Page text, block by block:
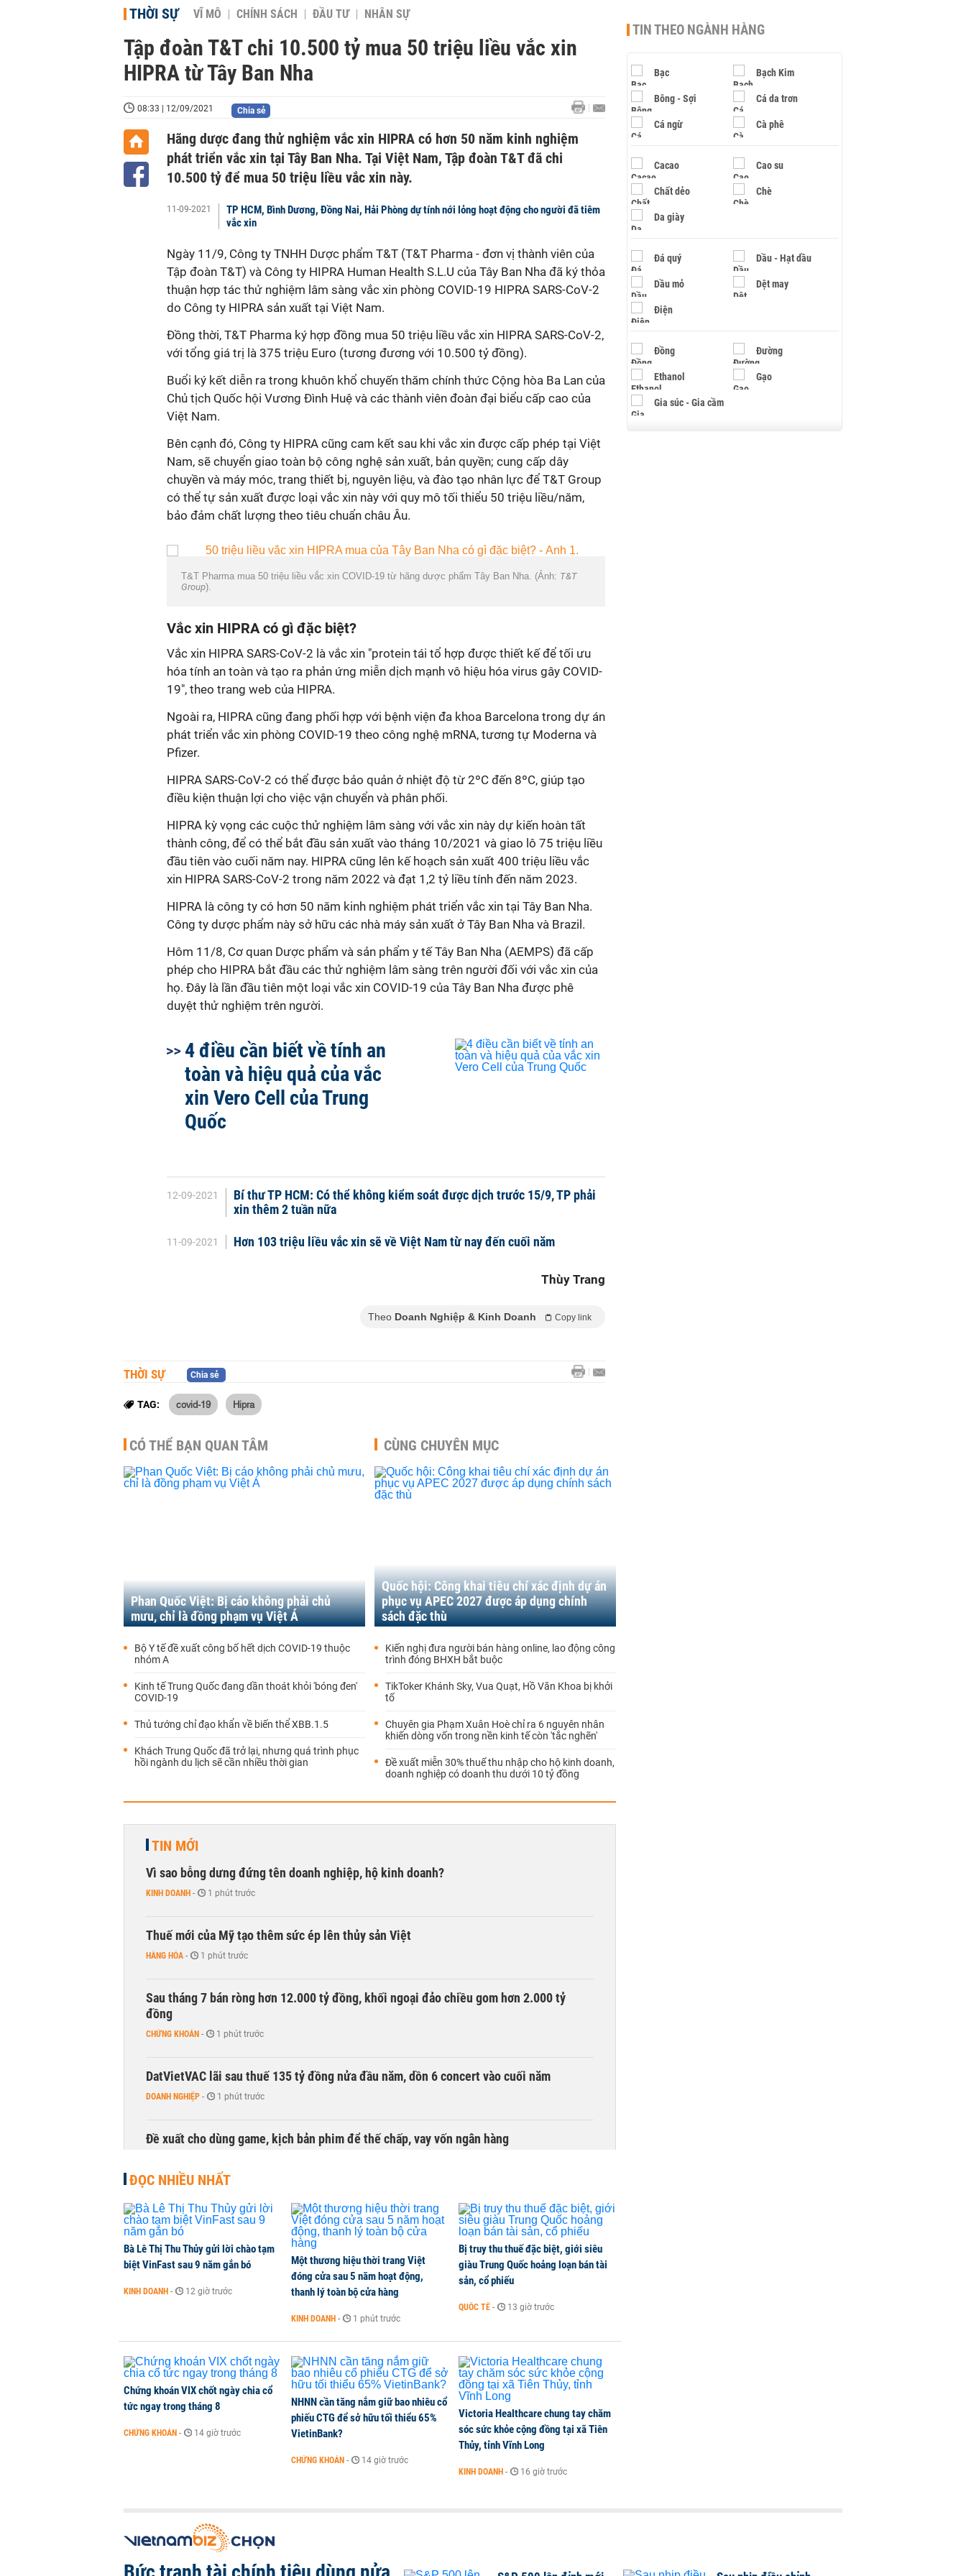
THỜI SỰ VĨ MÔ CHÍNH SÁCH ĐẦU TƯ NHÂN SỰ
Tập đoàn T&T chi 10.500 tỷ mua 50 triệu liều vắc xin
HIPRA từ Tây Ban Nha
08:33 | 12/09/2021 Chia sẻ
Hãng dược đang thử nghiệm vắc xin HIPRA có hơn 50 năm kinh nghiệm
phát triển vắc xin tại Tây Ban Nha. Tại Việt Nam, Tập đoàn T&T đã chi
10.500 tỷ để mua 50 triệu liều vắc xin này.
11-09-2021
TP HCM, Bình Dương, Đồng Nai, Hải Phòng dự tính nới lỏng hoạt động cho người đã tiêm
vắc xin
Ngày 11/9, Công ty TNHH Dược phẩm T&T (T&T Pharma - đơn vị thành viên của
Tập đoàn T&T) và Công ty HIPRA Human Health S.L.U của Tây Ban Nha đã ký thỏa
thuận hợp tác thử nghiệm lâm sàng vắc xin phòng COVID-19 HIPRA SARS-CoV-2
do Công ty HIPRA sản xuất tại Việt Nam.
Đồng thời, T&T Pharma ký hợp đồng mua 50 triệu liều vắc xin HIPRA SARS-CoV-2,
với tổng giá trị là 375 triệu Euro (tương đương với 10.500 tỷ đồng).
Buổi ký kết diễn ra trong khuôn khổ chuyến thăm chính thức Cộng hòa Ba Lan của
Chủ tịch Quốc hội Vương Đình Huệ và các thành viên đoàn đại biểu cấp cao của
Việt Nam.
Bên cạnh đó, Công ty HIPRA cũng cam kết sau khi vắc xin được cấp phép tại Việt
Nam, sẽ chuyển giao toàn bộ công nghệ sản xuất, bản quyền; cung cấp dây
chuyền và máy móc, trang thiết bị, nguyên liệu, và đào tạo nhân lực để T&T Group
có thể tự sản xuất được loại vắc xin này với quy mô tối thiểu 50 triệu liều/năm,
bảo đảm chất lượng theo tiêu chuẩn châu Âu.
T&T Pharma mua 50 triệu liều vắc xin COVID-19 từ hãng dược phẩm Tây Ban Nha. (Ảnh: T&T
Group).
Vắc xin HIPRA có gì đặc biệt?
Vắc xin HIPRA SARS-CoV-2 là vắc xin "protein tái tổ hợp được thiết kế để tối ưu
hóa tính an toàn và tạo ra phản ứng miễn dịch mạnh vô hiệu hóa virus gây COVID-
19", theo trang web của HIPRA.
Ngoài ra, HIPRA cũng đang phối hợp với bệnh viện đa khoa Barcelona trong dự án
phát triển vắc xin phòng COVID-19 theo công nghệ mRNA, tương tự Moderna và
Pfizer.
HIPRA SARS-CoV-2 có thể được bảo quản ở nhiệt độ từ 2ºC đến 8ºC, giúp tạo
điều kiện thuận lợi cho việc vận chuyển và phân phối.
HIPRA kỳ vọng các cuộc thử nghiệm lâm sàng với vắc xin này dự kiến hoàn tất
thành công, để có thể bắt đầu sản xuất vào tháng 10/2021 và giao lô 75 triệu liều
đầu tiên vào cuối năm nay. HIPRA cũng lên kế hoạch sản xuất 400 triệu liều vắc
xin HIPRA SARS-CoV-2 trong năm 2022 và đạt 1,2 tỷ liều tính đến năm 2023.
HIPRA là công ty có hơn 50 năm kinh nghiệm phát triển vắc xin tại Tây Ban Nha.
Công ty dược phẩm này sở hữu các nhà máy sản xuất ở Tây Ban Nha và Brazil.
Hôm 11/8, Cơ quan Dược phẩm và sản phẩm y tế Tây Ban Nha (AEMPS) đã cấp
phép cho HIPRA bắt đầu các thử nghiệm lâm sàng trên người đối với vắc xin của
họ. Đây là lần đầu tiên một loại vắc xin COVID-19 của Tây Ban Nha được phê
duyệt thử nghiệm trên người.
4 điều cần biết về tính an
toàn và hiệu quả của vắc
xin Vero Cell của Trung
Quốc
12-09-2021
Bí thư TP HCM: Có thể không kiểm soát được dịch trước 15/9, TP phải
xin thêm 2 tuần nữa
11-09-2021 Hơn 103 triệu liều vắc xin sẽ về Việt Nam từ nay đến cuối năm
Thùy Trang
Theo Doanh Nghiệp & Kinh Doanh Copy link
THỜI SỰ Chia sẻ
TAG: covid-19 Hipra
CÓ THỂ BẠN QUAN TÂM
Phan Quốc Việt: Bị cáo không phải chủ
mưu, chỉ là đồng phạm vụ Việt Á
Bộ Y tế đề xuất công bố hết dịch COVID-19 thuộc
nhóm A
Kinh tế Trung Quốc đang dần thoát khỏi 'bóng đen'
COVID-19
Thủ tướng chỉ đạo khẩn về biến thể XBB.1.5
Khách Trung Quốc đã trở lại, nhưng quá trình phục
hồi ngành du lịch sẽ cần nhiều thời gian
CÙNG CHUYÊN MỤC
Quốc hội: Công khai tiêu chí xác định dự án
phục vụ APEC 2027 được áp dụng chính
sách đặc thù
Kiến nghị đưa người bán hàng online, lao động công
trình đóng BHXH bắt buộc
TikToker Khánh Sky, Vua Quạt, Hồ Văn Khoa bị khởi
tố
Chuyên gia Phạm Xuân Hoè chỉ ra 6 nguyên nhân
khiến dòng vốn trong nền kinh tế còn 'tắc nghẽn'
Đề xuất miễn 30% thuế thu nhập cho hộ kinh doanh,
doanh nghiệp có doanh thu dưới 10 tỷ đồng
TIN MỚI
Vì sao bỗng dưng đứng tên doanh nghiệp, hộ kinh doanh?
KINH DOANH - 1 phút trước
Thuế mới của Mỹ tạo thêm sức ép lên thủy sản Việt
HÀNG HÓA - 1 phút trước
Sau tháng 7 bán ròng hơn 12.000 tỷ đồng, khối ngoại đảo chiều gom hơn 2.000 tỷ
đồng
CHỨNG KHOÁN - 1 phút trước
DatVietVAC lãi sau thuế 135 tỷ đồng nửa đầu năm, dồn 6 concert vào cuối năm
DOANH NGHIỆP - 1 phút trước
Đề xuất cho dùng game, kịch bản phim để thế chấp, vay vốn ngân hàng
Chủ tịch HĐQT Khoáng sản Hưng Thịnh phải nộp lại hơn 1.500 tỷ đồng
DOANH NGHIỆP - 1 phút trước
Công ty 100 tỷ của Huấn Hoa Hồng bỗng dưng ‘biến mất’, một công ty khác đã giải thể
Dự án Sheraton Phú Quốc bị buộc chấm dứt hoạt động
ĐỌC NHIỀU NHẤT
Bà Lê Thị Thu Thủy gửi lời chào tạm
biệt VinFast sau 9 năm gắn bó
KINH DOANH - 12 giờ trước
Một thương hiệu thời trang Việt
đóng cửa sau 5 năm hoạt động,
thanh lý toàn bộ cửa hàng
KINH DOANH - 1 phút trước
Bị truy thu thuế đặc biệt, giới siêu
giàu Trung Quốc hoảng loạn bán tài
sản, cổ phiếu
QUỐC TẾ - 13 giờ trước
Chứng khoán VIX chốt ngày chia cổ
tức ngay trong tháng 8
CHỨNG KHOÁN - 14 giờ trước
NHNN cần tăng nắm giữ bao nhiêu cổ
phiếu CTG để sở hữu tối thiểu 65%
VietinBank?
CHỨNG KHOÁN - 14 giờ trước
Victoria Healthcare chung tay chăm
sóc sức khỏe cộng đồng tại xã Tiên
Thủy, tỉnh Vĩnh Long
KINH DOANH - 16 giờ trước
TIN THEO NGÀNH HÀNG
Bạc Bạch Kim
Bông - Sợi Cá da trơn
Cá ngừ Cà phê
Cacao Cao su
Chất dẻo Chè
Da giày
Đá quý Dầu - Hạt dầu
Dầu mỏ Dệt may
Điện
Đồng Đường
Ethanol Gạo
Gia súc - Gia cầm